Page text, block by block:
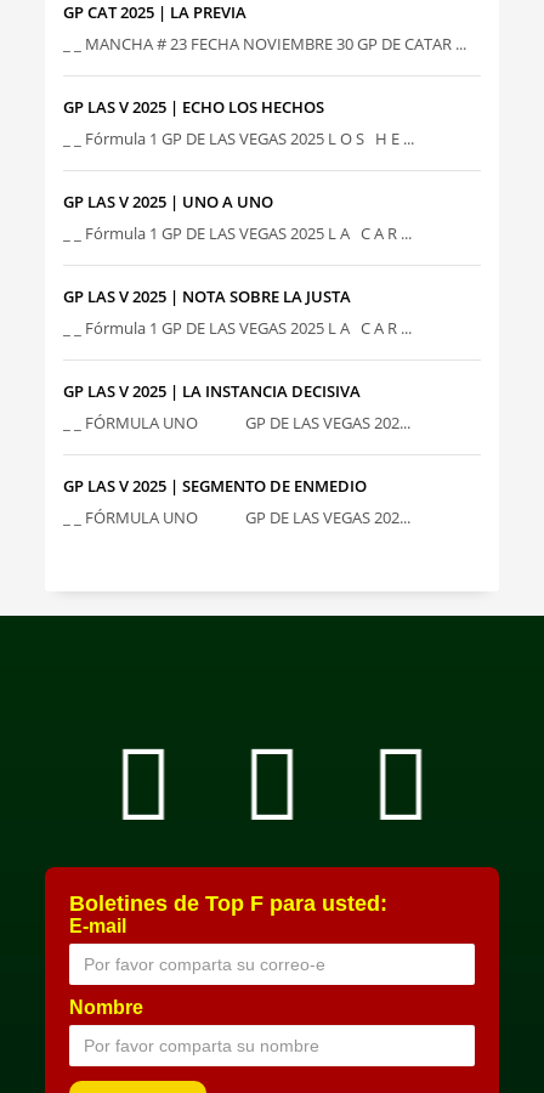
GP CAT 2025 | LA PREVIA
_ _ MANCHA # 23 FECHA NOVIEMBRE 30 GP DE CATAR ...
GP LAS V 2025 | ECHO LOS HECHOS
_ _ Fórmula 1 GP DE LAS VEGAS 2025 L O S H E ...
GP LAS V 2025 | UNO A UNO
_ _ Fórmula 1 GP DE LAS VEGAS 2025 L A C A R ...
GP LAS V 2025 | NOTA SOBRE LA JUSTA
_ _ Fórmula 1 GP DE LAS VEGAS 2025 L A C A R ...
GP LAS V 2025 | LA INSTANCIA DECISIVA
_ _ FÓRMULA UNO GP DE LAS VEGAS 202...
GP LAS V 2025 | SEGMENTO DE ENMEDIO
_ _ FÓRMULA UNO GP DE LAS VEGAS 202...
Boletines de Top F para usted:
E-mail
Nombre